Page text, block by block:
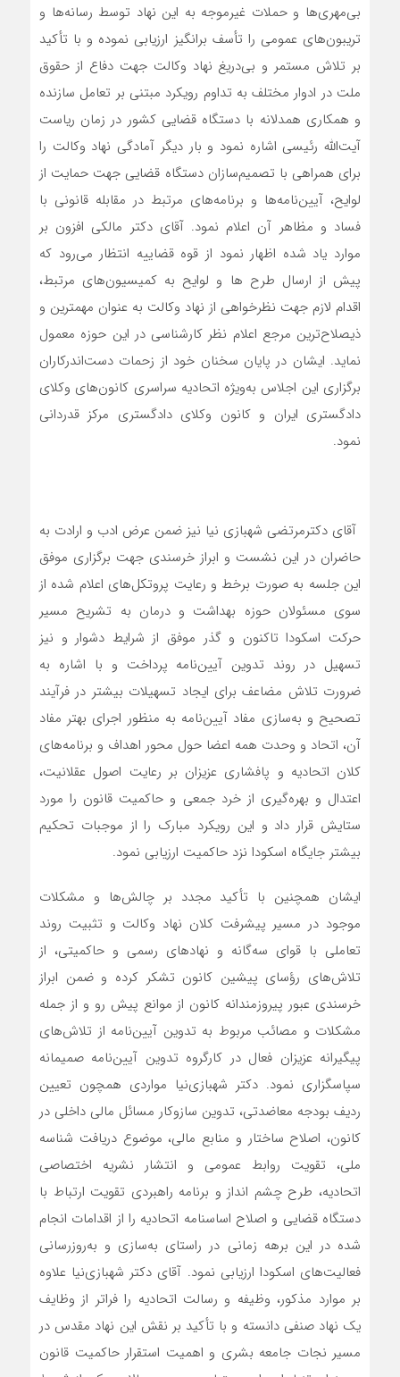
بی‌مهری‌ها و حملات غیرموجه به این نهاد توسط رسانه‌ها و
تریبون‌های عمومی را تأسف برانگیز ارزیابی نموده و با تأکید
بر تلاش مستمر و بی‌دریغ نهاد وکالت جهت دفاع از حقوق
ملت در ادوار مختلف به تداوم رویکرد مبتنی بر تعامل سازنده
و همکاری همدلانه با دستگاه قضایی کشور در زمان ریاست
آیت‌الله رئیسی اشاره نمود و بار دیگر آمادگی نهاد وکالت را
برای همراهی با تصمیم‌سازان دستگاه قضایی جهت حمایت از
لوایح، آیین‌نامه‌ها و برنامه‌های مرتبط در مقابله قانونی با
فساد و مظاهر آن اعلام نمود. آقای دکتر مالکی افزون بر
موارد یاد شده اظهار نمود از قوه قضاییه انتظار می‌رود که
پیش از ارسال طرح ها و لوایح به کمیسیون‌های مرتبط،
اقدام لازم جهت نظرخواهی از نهاد وکالت به عنوان مهمترین و
ذیصلاح‌ترین مرجع اعلام نظر کارشناسی در این حوزه معمول
نماید. ایشان در پایان سخنان خود از زحمات دست‌اندرکاران
برگزاری این اجلاس به‌ویژه اتحادیه سراسری کانون‌های وکلای
دادگستری ایران و کانون وکلای دادگستری مرکز قدردانی
نمود.
آقای دکترمرتضی شهبازی نیا نیز ضمن عرض ادب و ارادت به
حاضران در این نشست و ابراز خرسندی جهت برگزاری موفق
این جلسه به صورت برخط و رعایت پروتکل‌های اعلام شده از
سوی مسئولان حوزه بهداشت و درمان به تشریح مسیر
حرکت اسکودا تاکنون و گذر موفق از شرایط دشوار و نیز
تسهیل در روند تدوین آیین‌نامه پرداخت و با اشاره به
ضرورت تلاش مضاعف برای ایجاد تسهیلات بیشتر در فرآیند
تصحیح و به‌سازی مفاد آیین‌نامه به منظور اجرای بهتر مفاد
آن، اتحاد و وحدت همه اعضا حول محور اهداف و برنامه‌های
کلان اتحادیه و پافشاری عزیزان بر رعایت اصول عقلانیت،
اعتدال و بهره‌گیری از خرد جمعی و حاکمیت قانون را مورد
ستایش قرار داد و این رویکرد مبارک را از موجبات تحکیم
بیشتر جایگاه اسکودا نزد حاکمیت ارزیابی نمود.
ایشان همچنین با تأکید مجدد بر چالش‌ها و مشکلات
موجود در مسیر پیشرفت کلان نهاد وکالت و تثبیت روند
تعاملی با قوای سه‌گانه و نهادهای رسمی و حاکمیتی، از
تلاش‌های رؤسای پیشین کانون تشکر کرده و ضمن ابراز
خرسندی عبور پیروزمندانه کانون از موانع پیش رو و از جمله
مشکلات و مصائب مربوط به تدوین آیین‌نامه از تلاش‌های
پیگیرانه عزیزان فعال در کارگروه تدوین آیین‌نامه صمیمانه
سپاسگزاری نمود. دکتر شهبازی‌نیا مواردی همچون تعیین
ردیف بودجه معاضدتی، تدوین سازوکار مسائل مالی داخلی در
کانون، اصلاح ساختار و منابع مالی، موضوع دریافت شناسه
ملی، تقویت روابط عمومی و انتشار نشریه اختصاصی
اتحادیه، طرح چشم انداز و برنامه راهبردی تقویت ارتباط با
دستگاه قضایی و اصلاح اساسنامه اتحادیه را از اقدامات انجام
شده در این برهه زمانی در راستای به‌سازی و به‌روزرسانی
فعالیت‌های اسکودا ارزیابی نمود. آقای دکتر شهبازی‌نیا علاوه
بر موارد مذکور، وظیفه و رسالت اتحادیه را فراتر از وظایف
یک نهاد صنفی دانسته و با تأکید بر نقش این نهاد مقدس در
مسیر نجات جامعه بشری و اهمیت استقرار حاکمیت قانون